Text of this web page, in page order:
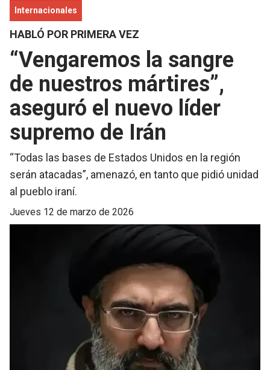
Internacionales
HABLÓ POR PRIMERA VEZ
“Vengaremos la sangre
de nuestros mártires”,
aseguró el nuevo líder
supremo de Irán
“Todas las bases de Estados Unidos en la región
serán atacadas”, amenazó, en tanto que pidió unidad
al pueblo iraní.
jueves 12 de marzo de 2026